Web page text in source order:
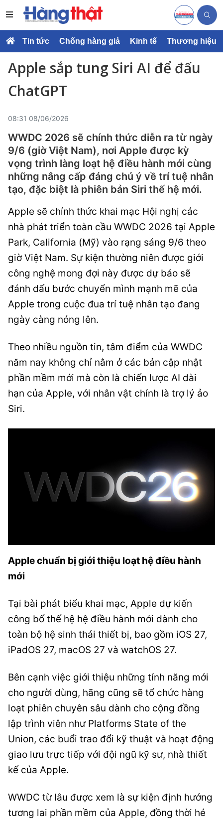
Tin tức Chống hàng giả Kinh tế Thương hiệu
Apple sắp tung Siri AI để đấu
ChatGPT
08:31 08/06/2026
WWDC 2026 sẽ chính thức diễn ra từ ngày
9/6 (giờ Việt Nam), nơi Apple được kỳ
vọng trình làng loạt hệ điều hành mới cùng
những nâng cấp đáng chú ý về trí tuệ nhân
tạo, đặc biệt là phiên bản Siri thế hệ mới.
Apple sẽ chính thức khai mạc Hội nghị các
nhà phát triển toàn cầu WWDC 2026 tại Apple
Park, California (Mỹ) vào rạng sáng 9/6 theo
giờ Việt Nam. Sự kiện thường niên được giới
công nghệ mong đợi này được dự báo sẽ
đánh dấu bước chuyển mình mạnh mẽ của
Apple trong cuộc đua trí tuệ nhân tạo đang
ngày càng nóng lên.
Theo nhiều nguồn tin, tâm điểm của WWDC
năm nay không chỉ nằm ở các bản cập nhật
phần mềm mới mà còn là chiến lược AI dài
hạn của Apple, với nhân vật chính là trợ lý ảo
Siri.
Apple chuẩn bị giới thiệu loạt hệ điều hành
mới
Tại bài phát biểu khai mạc, Apple dự kiến
công bố thế hệ hệ điều hành mới dành cho
toàn bộ hệ sinh thái thiết bị, bao gồm iOS 27,
iPadOS 27, macOS 27 và watchOS 27.
Bên cạnh việc giới thiệu những tính năng mới
cho người dùng, hãng cũng sẽ tổ chức hàng
loạt phiên chuyên sâu dành cho cộng đồng
lập trình viên như Platforms State of the
Union, các buổi trao đổi kỹ thuật và hoạt động
giao lưu trực tiếp với đội ngũ kỹ sư, nhà thiết
kế của Apple.
WWDC từ lâu được xem là sự kiện định hướng
tương lai phần mềm của Apple, đồng thời hé